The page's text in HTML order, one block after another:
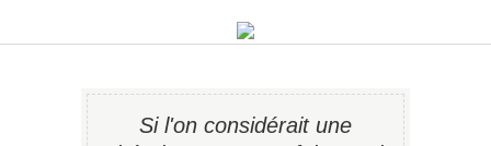
Si l'on considérait une